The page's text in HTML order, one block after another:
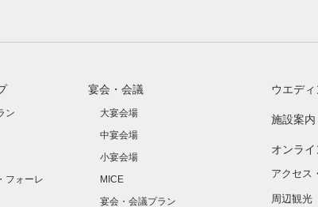
ン
フォーレ
宴会・会議
大宴会場
中宴会場
小宴会場
MICE
宴会・会議プラン
ウエデ
施設案内
オンラ
アクセス
周辺観光